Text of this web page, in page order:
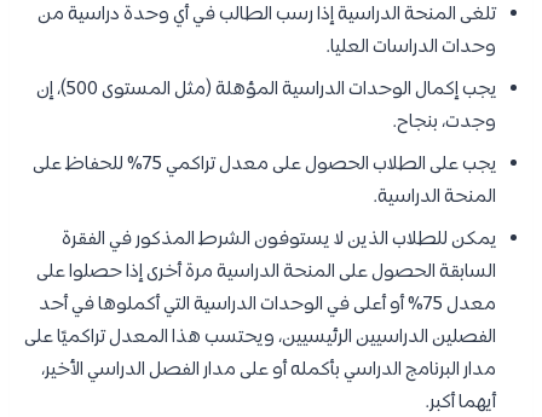
تلغى المنحة الدراسية إذا رسب الطالب في أي وحدة دراسية من
وحدات الدراسات العليا.
يجب إكمال الوحدات الدراسية المؤهلة (مثل المستوى 500)، إن
وجدت، بنجاح.
يجب على الطلاب الحصول على معدل تراكمي 75% للحفاظ على
المنحة الدراسية.
يمكن للطلاب الذين لا يستوفون الشرط المذكور في الفقرة
السابقة الحصول على المنحة الدراسية مرة أخرى إذا حصلوا على
معدل 75% أو أعلى في الوحدات الدراسية التي أكملوها في أحد
الفصلين الدراسيين الرئيسيين، ويحتسب هذا المعدل تراكميًا على
مدار البرنامج الدراسي بأكمله أو على مدار الفصل الدراسي الأخير،
أيهما أكبر.